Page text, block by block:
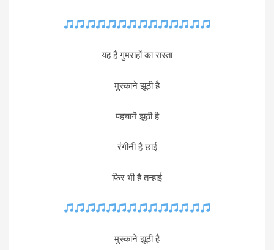
यह है गुमराहों का रास्ता
मुस्काने झूठी है
पहचानें झूठी है
रंगीनी है छाई
फिर भी है तन्हाई
मुस्काने झूठी है